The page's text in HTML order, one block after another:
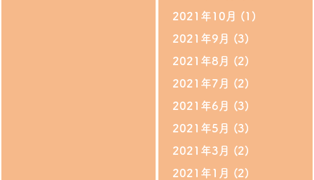
2021年10月
(1)
2021年9月
(3)
2021年8月
(2)
2021年7月
(2)
2021年6月
(3)
2021年5月
(3)
2021年3月
(2)
2021年1月
(2)